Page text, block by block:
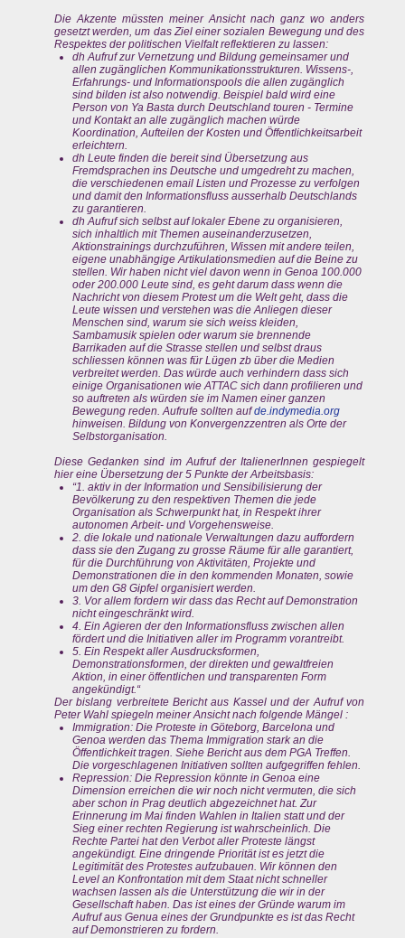
Die Akzente müssten meiner Ansicht nach ganz wo anders
gesetzt werden, um das Ziel einer sozialen Bewegung und des
Respektes der politischen Vielfalt reflektieren zu lassen:
dh Aufruf zur Vernetzung und Bildung gemeinsamer und
allen zugänglichen Kommunikationsstrukturen. Wissens-,
Erfahrungs- und Informationspools die allen zugänglich
sind bilden ist also notwendig. Beispiel bald wird eine
Person von Ya Basta durch Deutschland touren - Termine
und Kontakt an alle zugänglich machen würde
Koordination, Aufteilen der Kosten und Öffentlichkeitsarbeit
erleichtern.
dh Leute finden die bereit sind Übersetzung aus
Fremdsprachen ins Deutsche und umgedreht zu machen,
die verschiedenen email Listen und Prozesse zu verfolgen
und damit den Informationsfluss ausserhalb Deutschlands
zu garantieren.
dh Aufruf sich selbst auf lokaler Ebene zu organisieren,
sich inhaltlich mit Themen auseinanderzusetzen,
Aktionstrainings durchzuführen, Wissen mit andere teilen,
eigene unabhängige Artikulationsmedien auf die Beine zu
stellen. Wir haben nicht viel davon wenn in Genoa 100.000
oder 200.000 Leute sind, es geht darum dass wenn die
Nachricht von diesem Protest um die Welt geht, dass die
Leute wissen und verstehen was die Anliegen dieser
Menschen sind, warum sie sich weiss kleiden,
Sambamusik spielen oder warum sie brennende
Barrikaden auf die Strasse stellen und selbst draus
schliessen können was für Lügen zb über die Medien
verbreitet werden. Das würde auch verhindern dass sich
einige Organisationen wie ATTAC sich dann profilieren und
so auftreten als würden sie im Namen einer ganzen
Bewegung reden. Aufrufe sollten aufde.indymedia.org
hinweisen. Bildung von Konvergenzzentren als Orte der
Selbstorganisation.
Diese Gedanken sind im Aufruf der ItalienerInnen gespiegelt
hier eine Übersetzung der 5 Punkte der Arbeitsbasis:
“1. aktiv in der Information und Sensibilisierung der
Bevölkerung zu den respektiven Themen die jede
Organisation als Schwerpunkt hat, in Respekt ihrer
autonomen Arbeit- und Vorgehensweise.
2. die lokale und nationale Verwaltungen dazu auffordern
dass sie den Zugang zu grosse Räume für alle garantiert,
für die Durchführung von Aktivitäten, Projekte und
Demonstrationen die in den kommenden Monaten, sowie
um den G8 Gipfel organisiert werden.
3. Vor allem fordern wir dass das Recht auf Demonstration
nicht eingeschränkt wird.
4. Ein Agieren der den Informationsfluss zwischen allen
fördert und die Initiativen aller im Programm vorantreibt.
5. Ein Respekt aller Ausdrucksformen,
Demonstrationsformen, der direkten und gewaltfreien
Aktion, in einer öffentlichen und transparenten Form
angekündigt.“
Der bislang verbreitete Bericht aus Kassel und der Aufruf von
Peter Wahl spiegeln meiner Ansicht nach folgende Mängel :
Immigration: Die Proteste in Göteborg, Barcelona und
Genoa werden das Thema Immigration stark an die
Öffentlichkeit tragen. Siehe Bericht aus dem PGA Treffen.
Die vorgeschlagenen Initiativen sollten aufgegriffen fehlen.
Repression: Die Repression könnte in Genoa eine
Dimension erreichen die wir noch nicht vermuten, die sich
aber schon in Prag deutlich abgezeichnet hat. Zur
Erinnerung im Mai finden Wahlen in Italien statt und der
Sieg einer rechten Regierung ist wahrscheinlich. Die
Rechte Partei hat den Verbot aller Proteste längst
angekündigt. Eine dringende Priorität ist es jetzt die
Legitimität des Protestes aufzubauen. Wir können den
Level an Konfrontation mit dem Staat nicht schneller
wachsen lassen als die Unterstützung die wir in der
Gesellschaft haben. Das ist eines der Gründe warum im
Aufruf aus Genua eines der Grundpunkte es ist das Recht
auf Demonstrieren zu fordern.